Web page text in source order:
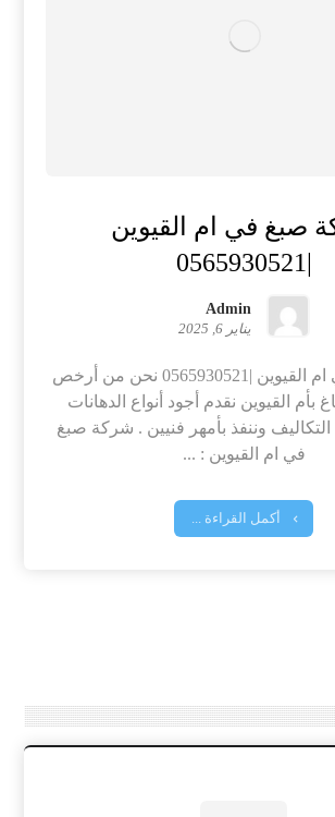
صبغ في ام القيوين
|0565930521
Admin
يناير 6, 2025
شركة صبغ في ام القيوين |0565930521 نحن من أرخص
القيوين نقدم أجود أنواع الدهانات
التكاليف وننفذ بأمهر فنيين . شركة صبغ
في ام القيوين : ...
أكمل القراءة ...